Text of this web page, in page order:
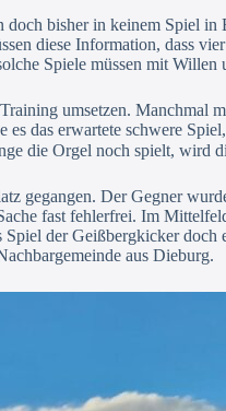
bisher in keinem Spiel in
diese Information, dass
Spiele müssen mit
umsetzen. Manchmal
das erwartete schwere
die Orgel noch spielt, wird
gegangen. Der Gegner
fast fehlerfrei. Im
der Geißbergkicker
aus Dieburg.